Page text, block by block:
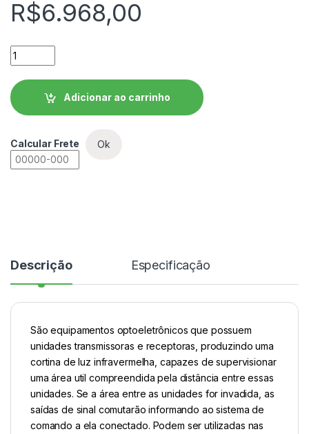
R$6.968,00
Cortina de Luz de Segurança WEG - LSP29-500 quantidade
Adicionar ao carrinho
Calcular Frete Ok
Descrição Especificação
São equipamentos optoeletrônicos que possuem
unidades transmissoras e receptoras, produzindo uma
cortina de luz infravermelha, capazes de supervisionar
uma área util compreendida pela distância entre essas
unidades. Se a área entre as unidades for invadida, as
saídas de sinal comutarão informando ao sistema de
comando a ela conectado. Podem ser utilizadas nas